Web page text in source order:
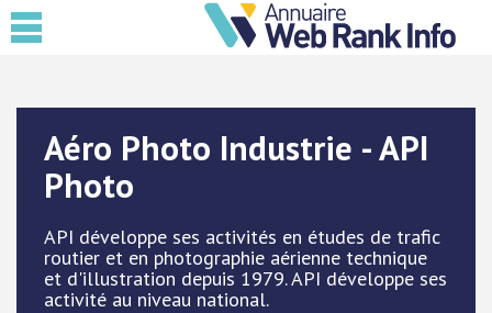
Aéro Photo Industrie - API
Photo
API développe ses activités en études de trafic
routier et en photographie aérienne technique
et d'illustration depuis 1979. API développe ses
activité au niveau national.